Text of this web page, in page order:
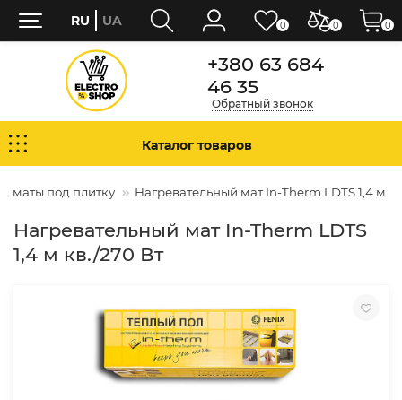
+380 63 684
46 35
Обратный звонок
Каталог товаров
маты под плитку Нагревательный мат In-Therm LDTS 1,4 м
Нагревательный мат In-Therm LDTS
1,4 м кв./270 Вт
0 0
RU UA 0